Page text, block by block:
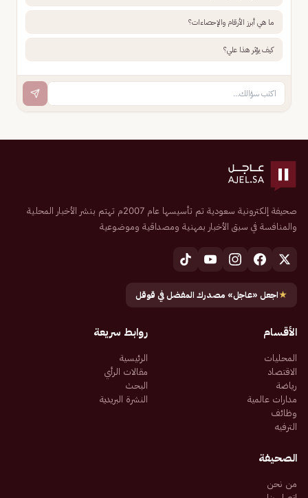
ما هي أبرز الأرقام والإحصاءات؟
كيف يؤثر هذا علي؟
صحيفة إلكترونية سعودية تم تأسيسها عام 2007م تهتم بنشر الأخبار المحلية
والمنافسة في سبق الأخبار بمهنية ومصداقية وموضوعية
★اجعل «عاجل» مصدرك المفضل في قوقل
الأقسام
المحليات
الاقتصاد
رياضة
مدارات عالمية
وظائف
الترفيه
روابط سريعة
الرئيسية
مقالات الرأي
البحث
النشرة البريدية
الصحيفة
من نحن